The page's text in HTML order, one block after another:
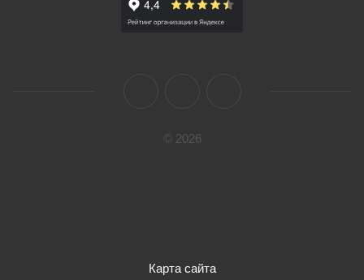
© 2026
Карта сайта